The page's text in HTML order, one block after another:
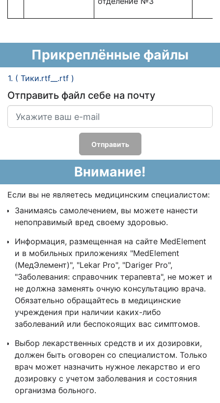
Прикреплённые файлы
1. ( Тики.rtf__.rtf )
Отправить файл себе на почту
Отправить
Внимание!
Если вы не являетесь медицинским специалистом:
Занимаясь самолечением, вы можете нанести
непоправимый вред своему здоровью.
Информация, размещенная на сайте MedElement
и в мобильных приложениях "MedElement
(МедЭлемент)", "Lekar Pro", "Dariger Pro",
"Заболевания: справочник терапевта", не может и
не должна заменять очную консультацию врача.
Обязательно обращайтесь в медицинские
учреждения при наличии каких-либо
заболеваний или беспокоящих вас симптомов.
Выбор лекарственных средств и их дозировки,
должен быть оговорен со специалистом. Только
врач может назначить нужное лекарство и его
дозировку с учетом заболевания и состояния
организма больного.